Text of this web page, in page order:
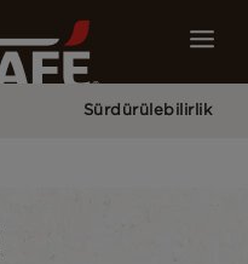
Sürdürülebilirlik